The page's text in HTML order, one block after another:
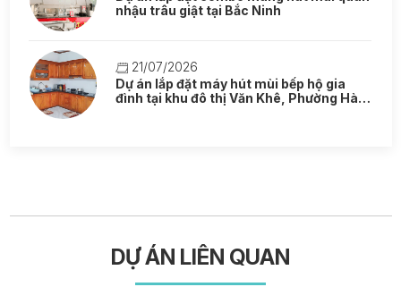
nhậu trâu giật tại Bắc Ninh
21/07/2026
Dự án lắp đặt máy hút mùi bếp hộ gia
đình tại khu đô thị Văn Khê, Phường Hà
DỰ ÁN LIÊN QUAN